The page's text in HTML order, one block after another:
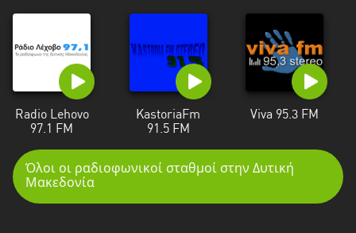
Radio Lehovo
97.1 FM
KastoriaFm
91.5 FM
Viva 95.3 FM
Όλοι οι ραδιοφωνικοί σταθμοί στην Δυτική
Μακεδονία